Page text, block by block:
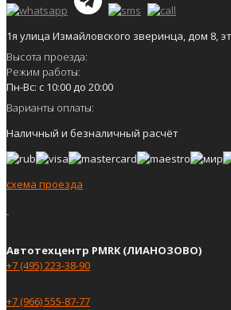
1я улица Измайловского зверинца, дом 8,
Высота проезда:
Режим работы:
Пн-Вс: с 10:00 до 20:00
Варианты оплаты:
Наличный и безналичный расчёт
схема проезда
Автотехцентр PMRK (ЛИАНОЗОВО)
+7 (495) 223-38-90
+7 (966) 555-87-77